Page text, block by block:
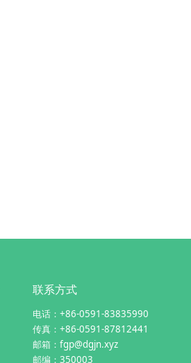
联系方式
电话：+86-0591-83835990
传真：+86-0591-87812441
邮箱：fgp@dgjn.xyz
邮编：350003